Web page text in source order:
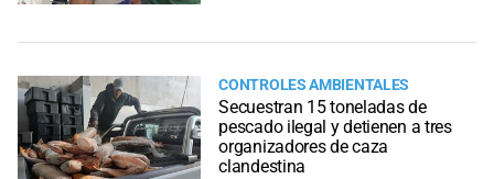
CONTROLES AMBIENTALES
Secuestran 15 toneladas de
pescado ilegal y detienen a tres
organizadores de caza
clandestina